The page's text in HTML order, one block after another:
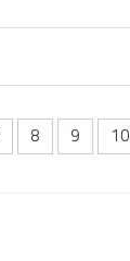
8 9 10